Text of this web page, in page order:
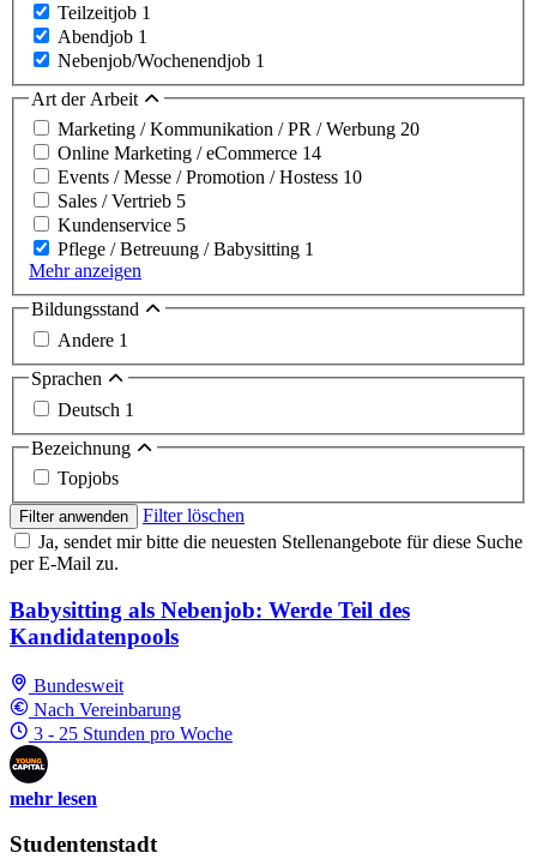
Teilzeitjob 1
Abendjob 1
Nebenjob/Wochenendjob 1
Art der Arbeit
Marketing / Kommunikation / PR / Werbung 20
Online Marketing / eCommerce 14
Events / Messe / Promotion / Hostess 10
Sales / Vertrieb 5
Kundenservice 5
Pflege / Betreuung / Babysitting 1
Mehr anzeigen
Bildungsstand
Andere 1
Sprachen
Deutsch 1
Bezeichnung
Topjobs
Filter anwenden
Filter löschen
Ja, sendet mir bitte die neuesten Stellenangebote für diese Suche
per E-Mail zu.
Babysitting als Nebenjob: Werde Teil des
Kandidatenpools
Bundesweit
Nach Vereinbarung
3 - 25 Stunden pro Woche
mehr lesen
Studentenstadt